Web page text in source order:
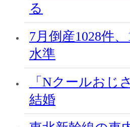
る
7月倒産1028件
水準
「Nクールおじ
結婚